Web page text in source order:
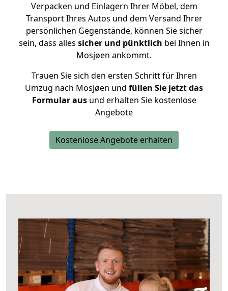
Verpacken und Einlagern Ihrer Möbel, dem
Transport Ihres Autos und dem Versand Ihrer
persönlichen Gegenstände, können Sie sicher
sein, dass alles sicher und pünktlich bei Ihnen in
Mosjøen ankommt.
Trauen Sie sich den ersten Schritt für Ihren
Umzug nach Mosjøen und füllen Sie jetzt das
Formular ausund erhalten Sie kostenlose
Angebote
Kostenlose Angebote erhalten